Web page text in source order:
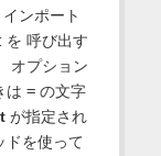
ンポート
を 呼び出す
オプション
は =の文字
tが指定され
ドを使って